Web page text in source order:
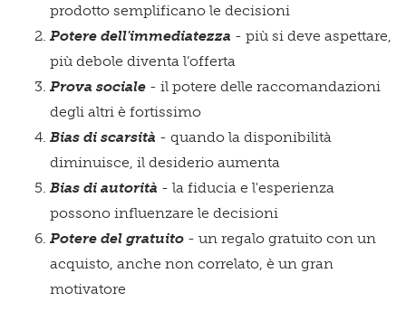
prodotto semplificano le decisioni
Potere dell'immediatezza - più si deve aspettare,
più debole diventa l’offerta
Prova sociale - il potere delle raccomandazioni
degli altri è fortissimo
Bias di scarsità - quando la disponibilità
diminuisce, il desiderio aumenta
Bias di autorità - la fiducia e l'esperienza
possono influenzare le decisioni
Potere del gratuito - un regalo gratuito con un
acquisto, anche non correlato, è un gran
motivatore